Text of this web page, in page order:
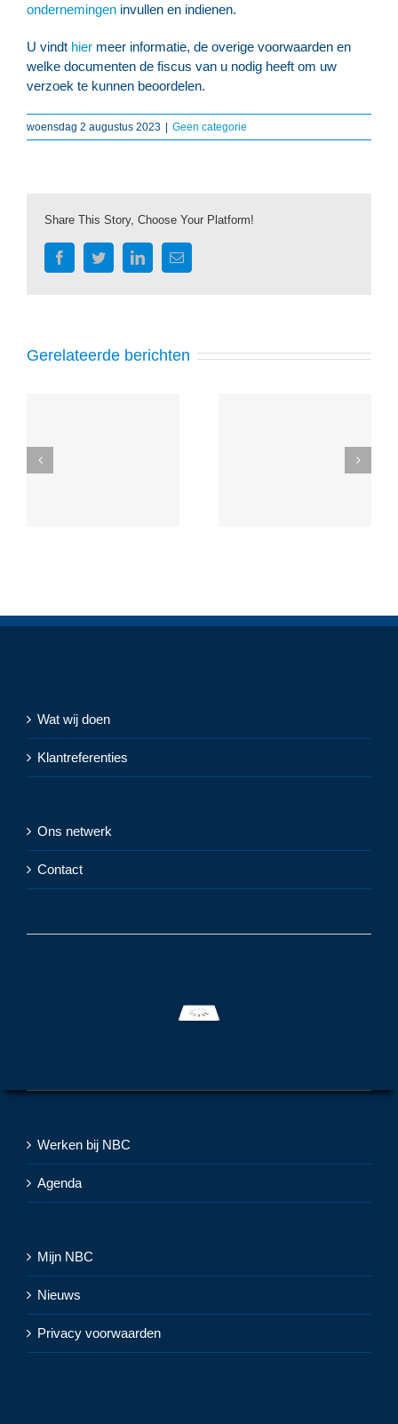
ondernemingen invullen en indienen.
U vindt hier meer informatie, de overige voorwaarden en
welke documenten de fiscus van u nodig heeft om uw
verzoek te kunnen beoordelen.
woensdag 2 augustus 2023 | Geen categorie
Share This Story, Choose Your Platform!
FacebookTwitterLinkedIn
E-
mail
Gerelateerde berichten
Wat wij doen
Klantreferenties
Ons netwerk
Contact
Werken bij NBC
Agenda
Mijn NBC
Nieuws
Privacy voorwaarden